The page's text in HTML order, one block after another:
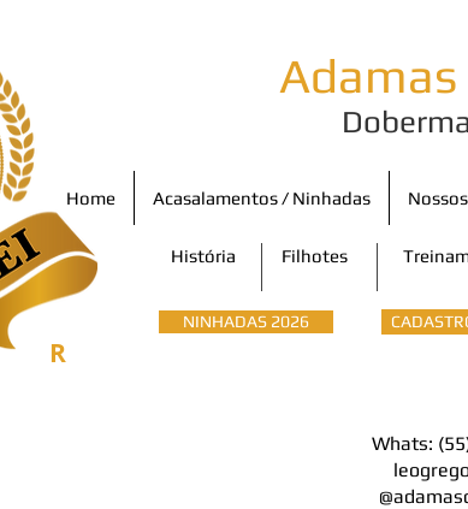
Adamas
Home Acasalamentos / Ninhadas
R
NINHADAS 2026
História Filhotes
Whats: